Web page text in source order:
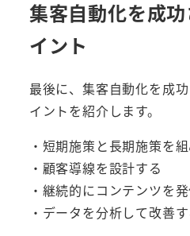
集客自動化を成
イント
最後に、集客自動化を成
イントを紹介します。
・短期施策と長期施策を
・顧客導線を設計する
・継続的にコンテンツを
・データを分析して改善